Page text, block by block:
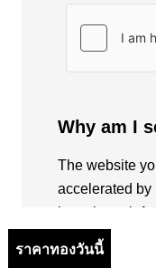
ราคาทองวันนี้